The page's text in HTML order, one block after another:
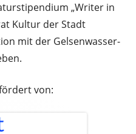
„Writer in
Kultur der Stadt
mit der Gelsenwasser-
von: